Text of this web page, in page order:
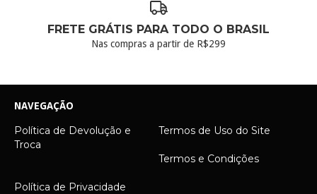
FRETE GRÁTIS PARA TODO O BRASIL
Nas compras a partir de R$299
NAVEGAÇÃO
Política de Devolução e
Troca
Termos de Uso do Site
Termos e Condições
Política de Privacidade